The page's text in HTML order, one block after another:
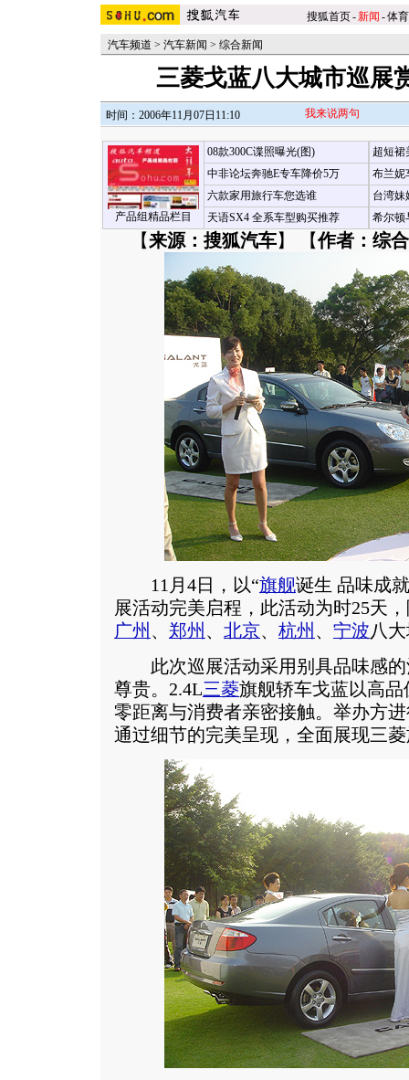
搜狐首页-新闻 -体育
汽车频道 > 汽车新闻 > 综合新闻
三菱戈蓝八大城市巡展
时间：2006年11月07日11:10 我来说两句
产品组精品栏目
08款300C谍照曝光(图)
中非论坛奔驰E专车降价5万
六款家用旅行车您选谁
天语SX4 全系车型购买推荐
超短裙
布兰妮
台湾妹
希尔顿
【来源：搜狐汽车】 【作者：综
11月4日，以“旗舰诞生 品味成
展活动完美启程，此活动为时25天
广州 、 郑州 、 北京、 杭州 、 宁波八
此次巡展活动采用别具品味感的
尊贵。2.4L三菱旗舰轿车戈蓝以高
零距离与消费者亲密接触。举办方
通过细节的完美呈现，全面展现三